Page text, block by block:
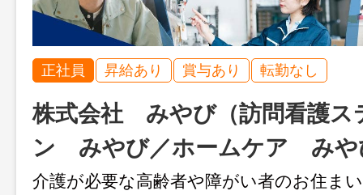
正社員 昇給あり 賞与あり 転勤なし
株式会社 みやび（訪問看護ス
ン みやび／ホームケア みや
介護が必要な高齢者や障がい者のお住ま